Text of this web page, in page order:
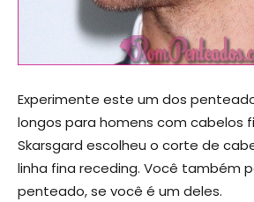
Experimente este um dos
longos para homens com cabelos
Skarsgard escolheu o corte de
linha fina receding. Você também
penteado, se você é um deles.